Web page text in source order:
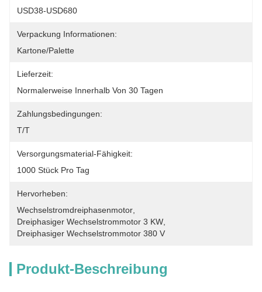
USD38-USD680
Verpackung Informationen:
Kartone/Palette
Lieferzeit:
Normalerweise Innerhalb Von 30 Tagen
Zahlungsbedingungen:
T/T
Versorgungsmaterial-Fähigkeit:
1000 Stück Pro Tag
Hervorheben:
Wechselstromdreiphasenmotor
Dreiphasiger Wechselstrommotor 3 KW
Dreiphasiger Wechselstrommotor 380 V
Produkt-Beschreibung